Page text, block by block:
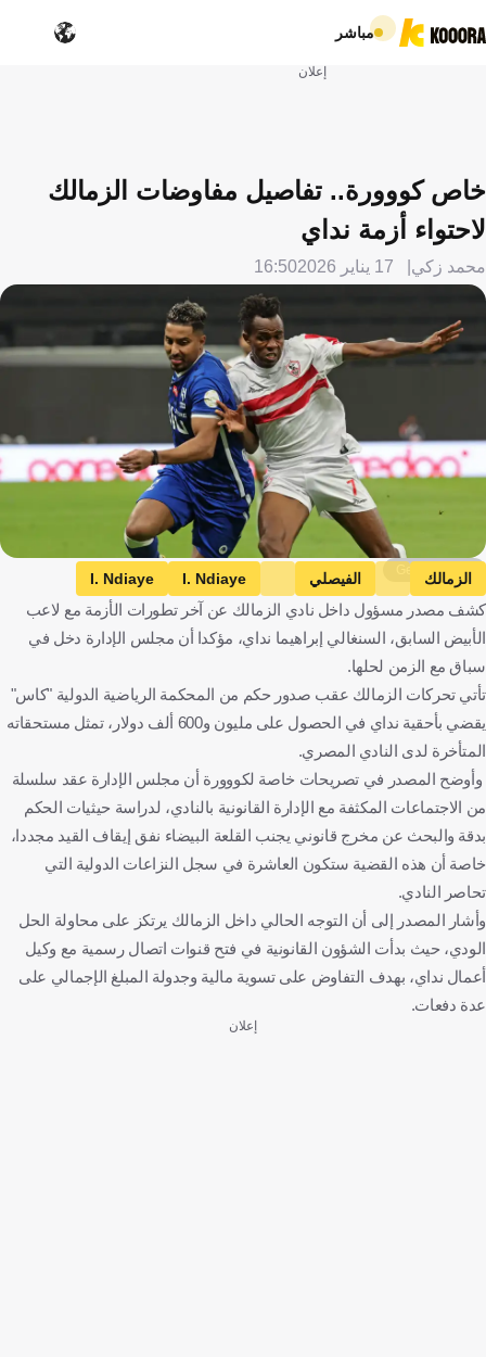
مباشر
إعلان
خاص كووورة.. تفاصيل مفاوضات الزمالك
لاحتواء أزمة نداي
محمد زكي 17 يناير 2026 16:50
Getty Images
الزمالك الفيصلي I. Ndiaye
I. Ndiaye
I. Ndiaye
مصر المملكة العربية السعودية
السنغال
كرة قدم
كشف مصدر مسؤول داخل نادي الزمالك عن آخر تطورات الأزمة مع لاعب
الأبيض السابق، السنغالي إبراهيما نداي، مؤكدا أن مجلس الإدارة دخل في
سباق مع الزمن لحلها.
تأتي تحركات الزمالك عقب صدور حكم من المحكمة الرياضية الدولية "كاس"
يقضي بأحقية نداي في الحصول على مليون و600 ألف دولار، تمثل مستحقاته
المتأخرة لدى النادي المصري.
وأوضح المصدر في تصريحات خاصة لكووورة أن مجلس الإدارة عقد سلسلة
من الاجتماعات المكثفة مع الإدارة القانونية بالنادي، لدراسة حيثيات الحكم
بدقة والبحث عن مخرج قانوني يجنب القلعة البيضاء نفق إيقاف القيد مجددا،
خاصة أن هذه القضية ستكون العاشرة في سجل النزاعات الدولية التي
تحاصر النادي.
وأشار المصدر إلى أن التوجه الحالي داخل الزمالك يرتكز على محاولة الحل
الودي، حيث بدأت الشؤون القانونية في فتح قنوات اتصال رسمية مع وكيل
أعمال نداي، بهدف التفاوض على تسوية مالية وجدولة المبلغ الإجمالي على
عدة دفعات.
إعلان